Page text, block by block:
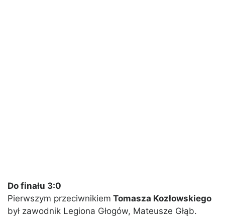
Do finału 3:0
Pierwszym przeciwnikiem Tomasza Kozłowskiego
był zawodnik Legiona Głogów, Mateusze Głąb.